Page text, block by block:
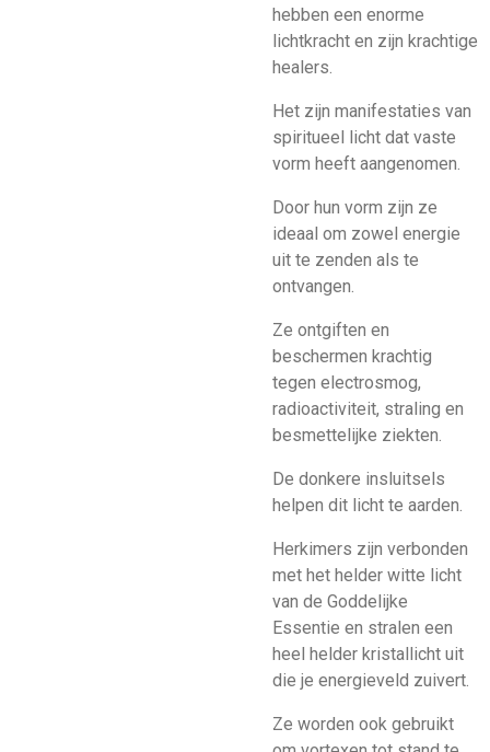
hebben een enorme
lichtkracht en zijn krachtige
healers.
Het zijn manifestaties van
spiritueel licht dat vaste
vorm heeft aangenomen.
Door hun vorm zijn ze
ideaal om zowel energie
uit te zenden als te
ontvangen.
Ze ontgiften en
beschermen krachtig
tegen electrosmog,
radioactiviteit, straling en
besmettelijke ziekten.
De donkere insluitsels
helpen dit licht te aarden.
Herkimers zijn verbonden
met het helder witte licht
van de Goddelijke
Essentie en stralen een
heel helder kristallicht uit
die je energieveld zuivert.
Ze worden ook gebruikt